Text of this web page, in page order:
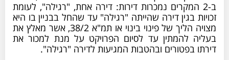
ב-2 המקרים נמכרות דירות: דירה אחת, "רגילה", לעומת
זכויות בגין דירה שהייתה "רגילה" עד שהחל בבניין בו היא
מצויה הליך של פינוי בינוי או תמ"א 38/2, אשר מאלץ את
בעליה להמתין עד לסיום הפרויקט על מנת למכור את
דירתו בפטורים ובהטבות המגיעות לדירה "רגילה".